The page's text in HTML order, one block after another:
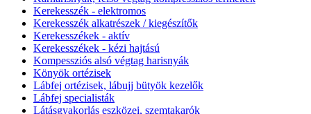
Kerekesszék - elektromos
Kerekesszék alkatrészek / kiegészítők
Kerekesszékek - aktív
Kerekesszékek - kézi hajtású
Kompessziós alsó végtag harisnyák
Könyök ortézisek
Lábfej ortézisek, lábujj bütyök kezelők
Lábfej specialisták
Látásgyakorlás eszközei, szemtakarók